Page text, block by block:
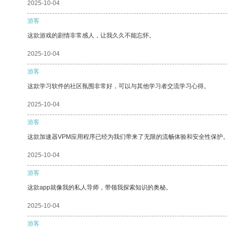
2025-10-04
游客
这款游戏的剧情非常感人，让我久久不能忘怀。
2025-10-04
游客
这款学习软件的社区氛围非常好，可以与其他学习者交流学习心得。
2025-10-04
游客
这款加速器VPM应用程序已经为我们带来了无限的流畅体验和安全性保护
2025-10-04
游客
这款app就像我的私人导师，带领我探索知识的奥秘。
2025-10-04
游客